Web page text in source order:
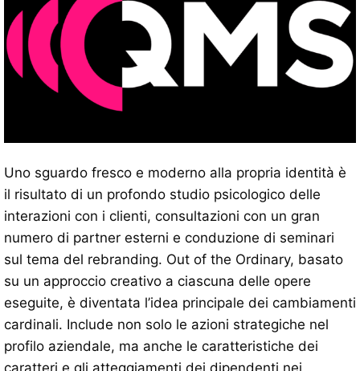
Uno sguardo fresco e moderno alla propria identità è
il risultato di un profondo studio psicologico delle
interazioni con i clienti, consultazioni con un gran
numero di partner esterni e conduzione di seminari
sul tema del rebranding. Out of the Ordinary, basato
su un approccio creativo a ciascuna delle opere
eseguite, è diventata l’idea principale dei cambiamenti
cardinali. Include non solo le azioni strategiche nel
profilo aziendale, ma anche le caratteristiche dei